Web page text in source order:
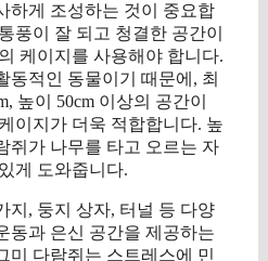
하게 조성하는 것이 중요합
풍이 잘 되고 청결한 공간이
케이지를 사용해야 합니다.
동적인 동물이기 때문에, 최
높이 50cm 이상의 공간이
이지가 더욱 적합합니다. 높
쥐가 나무를 타고 오르는 자
게 도와줍니다.
지, 둥지 상자, 터널 등 다양
동과 은신 공간을 제공하는
미 다람쥐는 스트레스에 민